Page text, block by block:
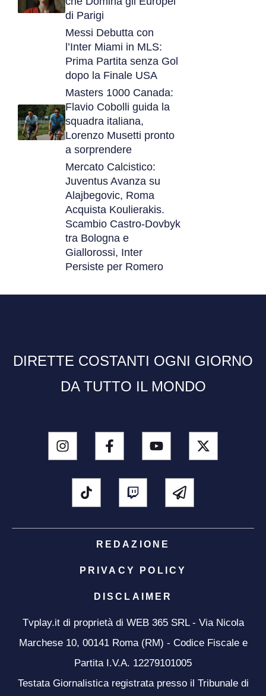
di Parigi
Messi Debutta con
l’Inter Miami in MLS:
Prima Partita senza Gol
dopo la Finale USA
Masters 1000 Canada:
Flavio Cobolli guida la
squadra italiana,
Lorenzo Musetti pronto
a sorprendere
Mercato Calcistico:
Juventus Avanza su
Alajbegovic, Roma
Acquista Koulierakis.
Scambio Castro-Dovbyk
tra Bologna e
Giallorossi, Inter
Persiste per Romero
DIRETTE COSTANTI OGNI GIORNO
DA TUTTO IL MONDO
REDAZIONE
PRIVACY POLICY
DISCLAIMER
Tvplay.it di proprietà di WEB 365 SRL - Via Nicola
Marchese 10, 00141 Roma (RM) - Codice Fiscale e
Partita I.V.A. 12279101005
Testata Giornalistica registrata presso il Tribunale di